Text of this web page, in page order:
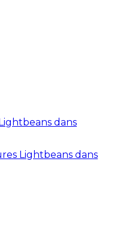
dans
Lightbeans dans